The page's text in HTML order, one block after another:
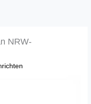
NRW-